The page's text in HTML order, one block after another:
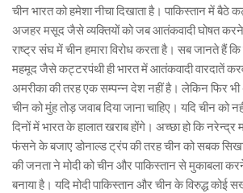
चीन भारत को हमेशा नीचा दिखाता है। पाकिस्तान में बैठे
अजहर मसूद जैसे व्यक्तियों को जब आतंकवादी घोषत करने
राष्ट्र संघ में चीन हमारा विरोध करता है। सब जानते हैं
महमूद जैसे कट्टरपंथी ही भारत में आतंकवादी वारदातें
अमरीका की तरह एक सम्पन्न देश नहीं है। लेकिन फिर
चीन को मुंह तोड़ जवाब दिया जाना चाहिए। यदि चीन को
दिनों में भारत के हालात खराब होंगे। अच्छा हो कि
फंसने के बजाए डोनाल्ड ट्रंप की तरह चीन को सबक
की जनता ने मोदी को चीन और पाकिस्तान से मुकाबला
बनाया है। यदि मोदी पाकिस्तान और चीन के विरुद्ध